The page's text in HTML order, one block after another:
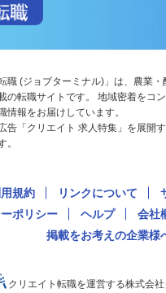
職 (ジョブターミナル)」は、農業
の転職サイトです。 地域密着をコ
情報をお届けしています。
告「クリエイト 求人特集」を展開
。
規約 リンクについて
ポリシー
ヘルプ 会社
掲載をお考えの企業様
クリエイト転職を運営する株式会